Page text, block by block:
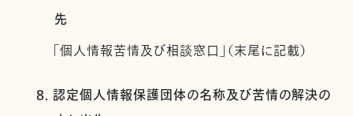
先
「個人情報苦情及び相談窓口」（末尾に記載）
8. 認定個人情報保護団体の名称及び苦情の解決の